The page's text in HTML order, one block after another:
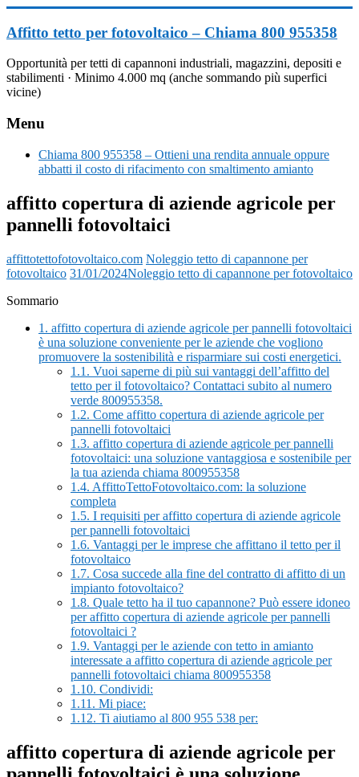
al
contenuto
Affitto tetto per fotovoltaico – Chiama 800 955358
Opportunità per tetti di capannoni industriali, magazzini, depositi e
stabilimenti · Minimo 4.000 mq (anche sommando più superfici
vicine)
Menu
Chiama 800 955358 – Ottieni una rendita annuale oppure
abbatti il costo di rifacimento con smaltimento amianto
affitto copertura di aziende agricole per
pannelli fotovoltaici
affittotettofotovoltaico.com Noleggio tetto di capannone per
fotovoltaico 31/01/2024Noleggio tetto di capannone per fotovoltaico
Sommario
1. affitto copertura di aziende agricole per pannelli fotovoltaici
è una soluzione conveniente per le aziende che vogliono
promuovere la sostenibilità e risparmiare sui costi energetici.
1.1. Vuoi saperne di più sui vantaggi dell’affitto del
tetto per il fotovoltaico? Contattaci subito al numero
verde 800955358.
1.2. Come affitto copertura di aziende agricole per
pannelli fotovoltaici
1.3. affitto copertura di aziende agricole per pannelli
fotovoltaici: una soluzione vantaggiosa e sostenibile per
la tua azienda chiama 800955358
1.4. AffittoTettoFotovoltaico.com: la soluzione
completa
1.5. I requisiti per affitto copertura di aziende agricole
per pannelli fotovoltaici
1.6. Vantaggi per le imprese che affittano il tetto per il
fotovoltaico
1.7. Cosa succede alla fine del contratto di affitto di un
impianto fotovoltaico?
1.8. Quale tetto ha il tuo capannone? Può essere idoneo
per affitto copertura di aziende agricole per pannelli
fotovoltaici ?
1.9. Vantaggi per le aziende con tetto in amianto
interessate a affitto copertura di aziende agricole per
pannelli fotovoltaici chiama 800955358
1.10. Condividi:
1.11. Mi piace:
1.12. Ti aiutiamo al 800 955 538 per:
affitto copertura di aziende agricole per